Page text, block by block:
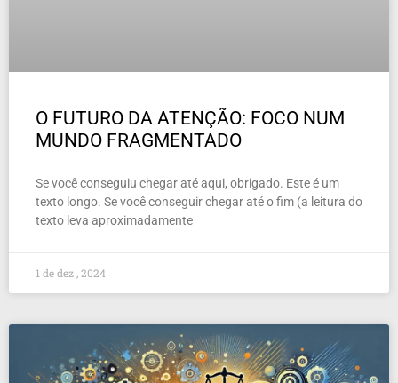
O FUTURO DA ATENÇÃO: FOCO NUM
MUNDO FRAGMENTADO
Se você conseguiu chegar até aqui, obrigado. Este é um
texto longo. Se você conseguir chegar até o fim (a leitura do
texto leva aproximadamente
1 de dez , 2024